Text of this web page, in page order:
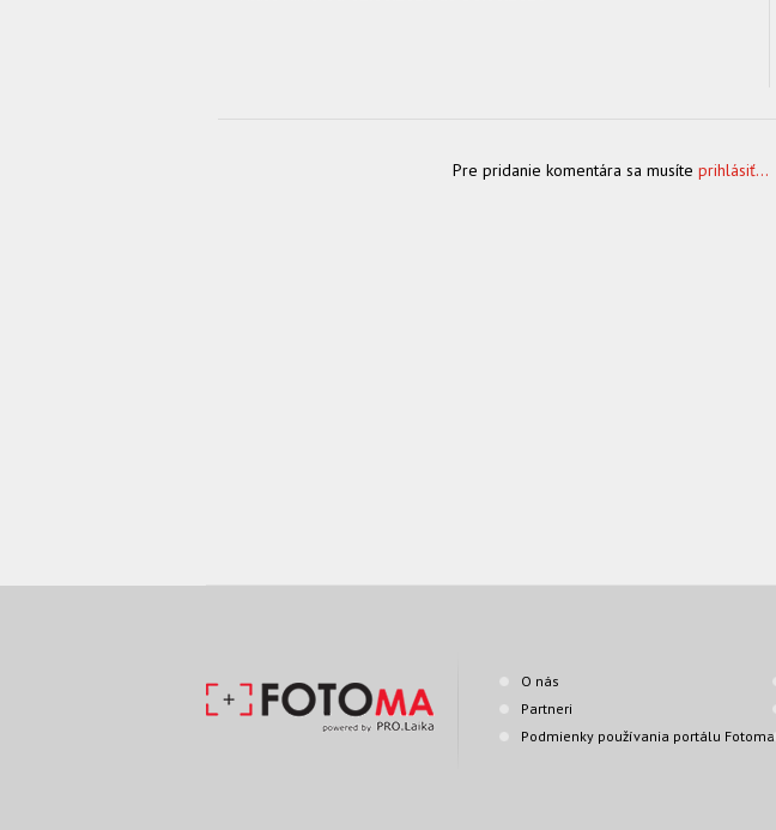
Pre pridanie komentára sa musíte prihlásiť...
O nás
Partneri
Podmienky používania portálu Fotoma